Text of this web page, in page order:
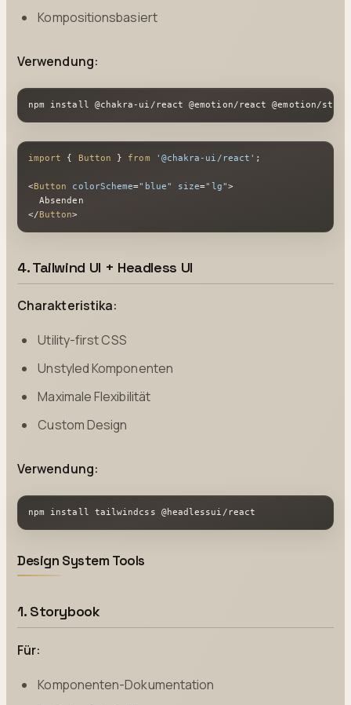
Kompositionsbasiert
Verwendung:
npm install @chakra-ui/react @emotion/react @emotion/
import { Button } from '@chakra-ui/react' ;
<Button colorScheme="blue" size="lg">
</Button>
4. Tailwind UI + Headless UI
Charakteristika:
Utility-first CSS
Unstyled Komponenten
Maximale Flexibilität
Custom Design
Verwendung:
npm install tailwindcss @headlessui/react
Design System Tools
1. Storybook
Für:
Komponenten-Dokumentation